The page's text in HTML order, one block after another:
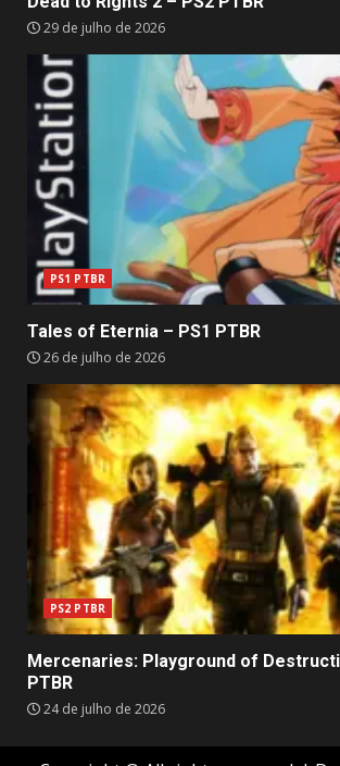
29 de julho de 2026
PS1 PTBR
Tales of Eternia – PS1 PTBR
26 de julho de 2026
PS2 PTBR
Mercenaries: Playground of
PTBR
24 de julho de 2026